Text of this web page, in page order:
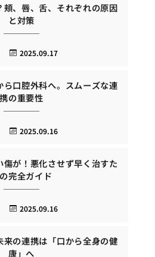
頬、唇、舌、それぞれの原因
と対策
2025.09.17
ら口腔外科へ。スムーズな連
携の重要性
2025.09.16
が！悪化させず早く治すた
完全ガイド
2025.09.16
の連携は「口から全身の健
康」へ